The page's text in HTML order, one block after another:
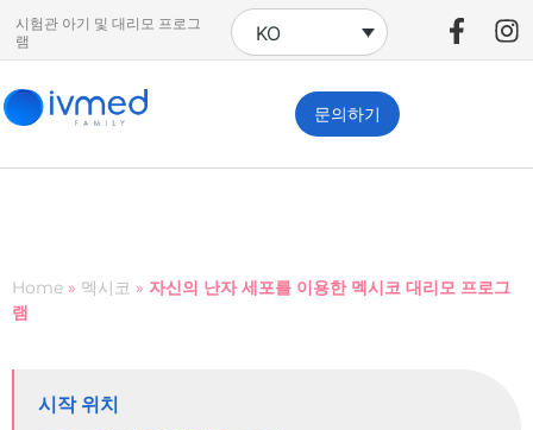
시험관 아기 및 대리모 프로그
램
KO
문의하기
Home » 멕시코 » 자신의 난자 세포를 이용한 멕시코 대리모 프로그
램
시작 위치